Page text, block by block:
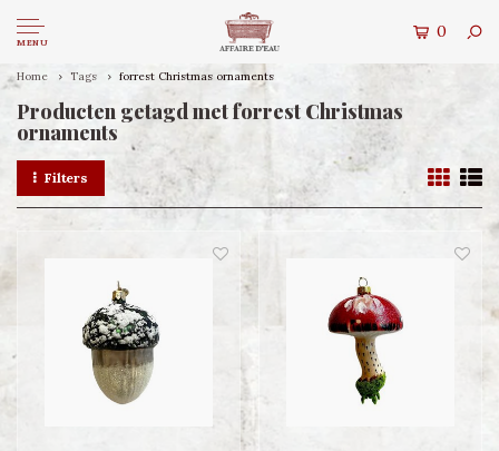
MENU
0
Home Tags forrest Christmas ornaments
Producten getagd met forrest Christmas
ornaments
Filters